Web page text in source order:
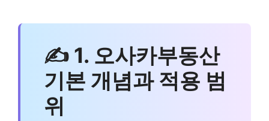
✍ 1. 오사카부동산
기본 개념과 적용 범
위